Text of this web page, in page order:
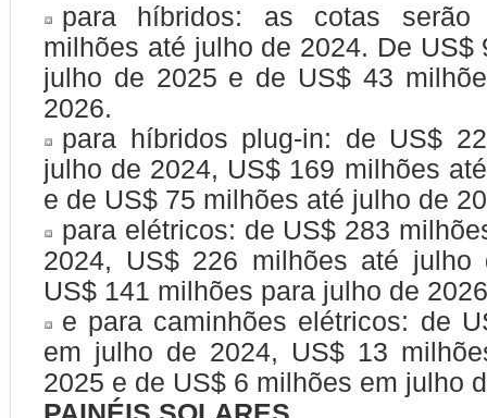
para híbridos: as cotas
milhões até julho de 2024. De US$
julho de 2025 e de US$ 43
2026.
para híbridos plug-in: de US$
julho de 2024, US$ 169 milhões
e de US$ 75 milhões até julho de
para elétricos: de US$ 283
2024, US$ 226 milhões até
US$ 141 milhões para julho de
e para caminhões elétricos: de
em julho de 2024, US$ 13
2025 e de US$ 6 milhões em julho